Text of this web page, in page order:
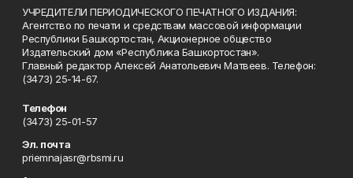
УЧРЕДИТЕЛИ ПЕРИОДИЧЕСКОГО ПЕЧАТНОГО ИЗДАНИЯ:
Агентство по печати и средствам массовой информации
Республики Башкортостан, Акционерное общество
Издательский дом «Республика Башкортостан».
Главный редактор Алексей Анатольевич Матвеев. Телефон:
(3473) 25-14-67.
Телефон
(3473) 25-01-57
Эл. почта
priemnajasr@rbsmi.ru